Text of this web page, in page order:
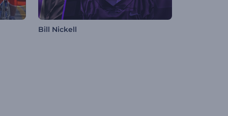
Bill Nickell